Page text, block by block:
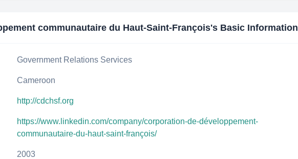
communautaire du Haut-Saint-François's Basic Information
Government Relations Services
Cameroon
http://cdchsf.org
https://www.linkedin.com/company/corporation-de-développement-
communautaire-du-haut-saint-françois/
2003